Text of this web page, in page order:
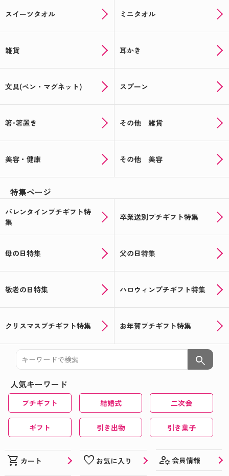
スイーツタオル ミニタオル
雑貨 耳かき
文具(ペン・マグネット) スプーン
箸･箸置き その他 雑貨
美容・健康 その他 美容
特集ページ
バレンタインプチギフト特
集
卒業送別プチギフト特集
母の日特集 父の日特集
敬老の日特集 ハロウィンプチギフト特集
クリスマスプチギフト特集 お年賀プチギフト特集
search
人気キーワード
プチギフト 結婚式 二次会
ギフト 引き出物 引き菓子
shopping_cart カート favorite お気に入り manage_accounts 会員情報